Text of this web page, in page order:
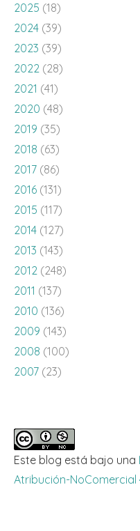
2025 (18)
2024 (39)
2023 (39)
2022 (28)
2021 (41)
2020 (48)
2019 (35)
2018 (63)
2017 (86)
2016 (131)
2015 (117)
2014 (127)
2013 (143)
2012 (248)
2011 (137)
2010 (136)
2009 (143)
2008 (100)
2007 (23)
Este blog está bajo una
Atribución-NoComercial